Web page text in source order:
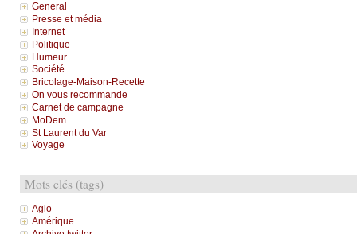
General
Presse et média
Internet
Politique
Humeur
Société
Bricolage-Maison-Recette
On vous recommande
Carnet de campagne
MoDem
St Laurent du Var
Voyage
Mots clés (tags)
Aglo
Amérique